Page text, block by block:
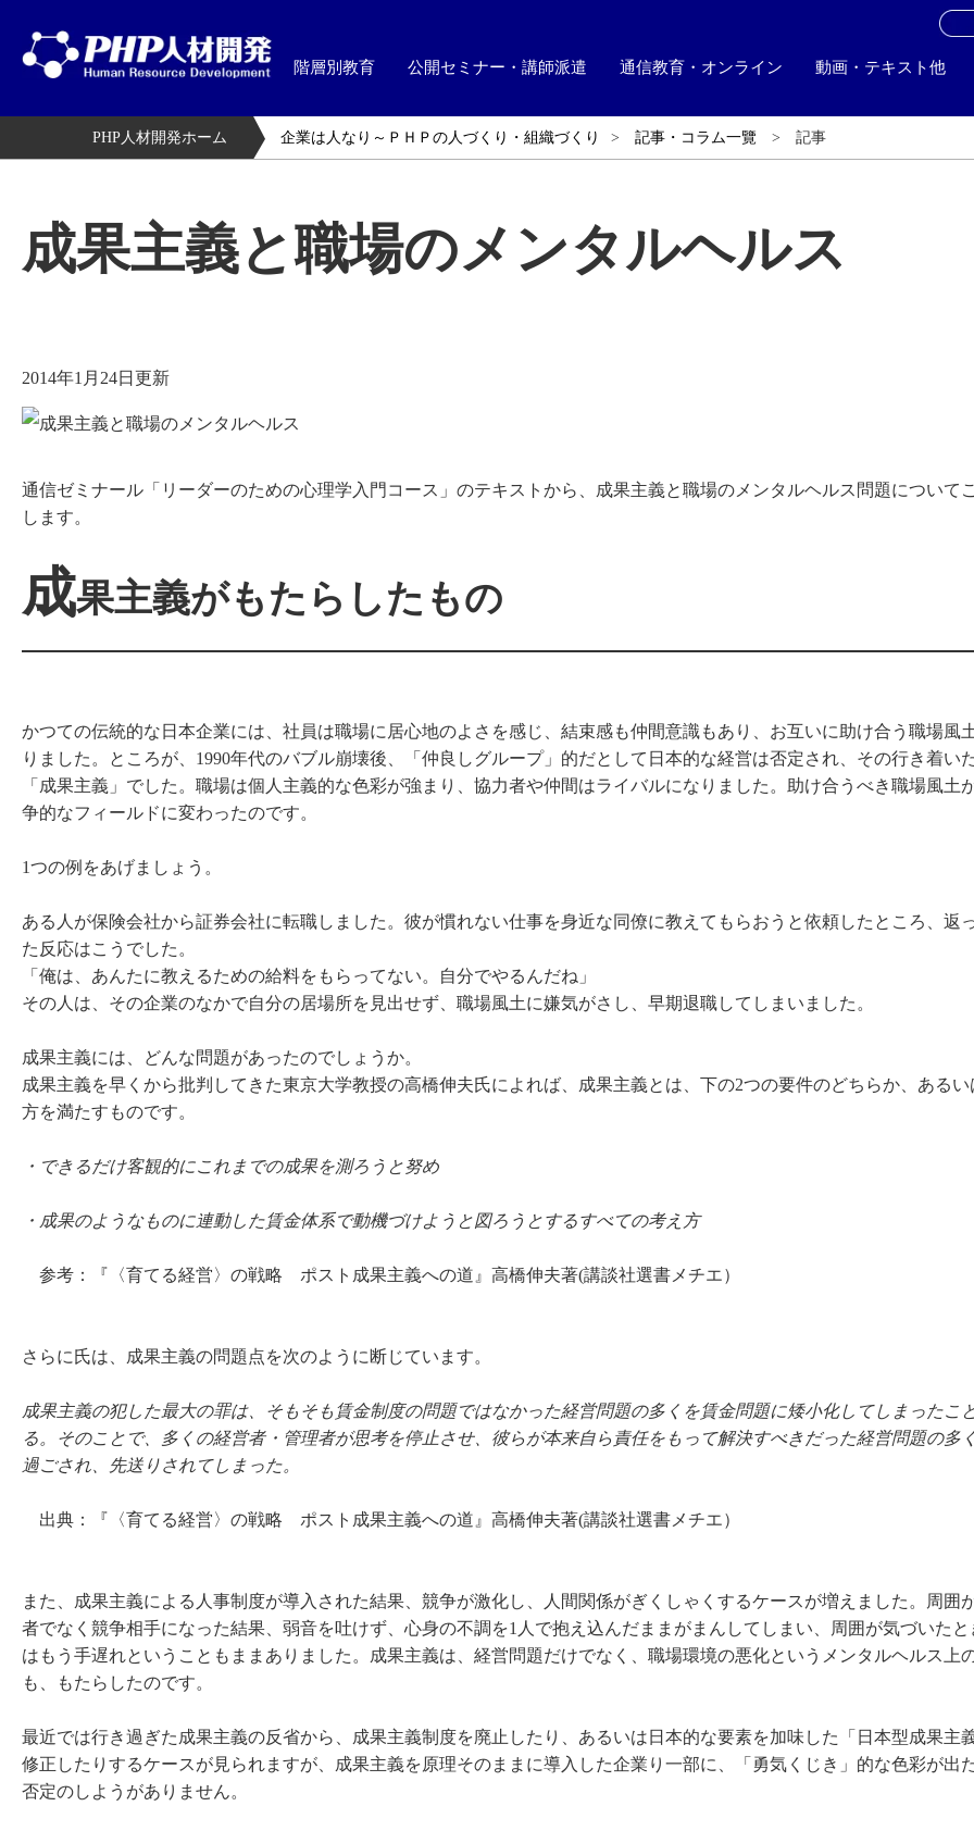
階層別教育 公開セミナー・講師派遣 通信教育・オンライン 動画・テキスト他
PHP人材開発ホーム 企業は人なり～ＰＨＰの人づくり・組織づくり 記事・コラム一覽 記事
成果主義と職場のメンタルヘルス
2014年1月24日更新
通信ゼミナール「リーダーのための心理学入門コース」のテキストから、成果主義と職場のメンタルヘルス問題について
します。
成果主義がもたらしたもの
かつての伝統的な日本企業には、社員は職場に居心地のよさを感じ、結束感も仲間意識もあり、お互いに助け合う職場風
りました。ところが、1990年代のバブル崩壊後、「仲良しグループ」的だとして日本的な経営は否定され、その行き着い
「成果主義」でした。職場は個人主義的な色彩が強まり、協力者や仲間はライバルになりました。助け合うべき職場風土
争的なフィールドに変わったのです。
1つの例をあげましょう。
ある人が保険会社から証券会社に転職しました。彼が慣れない仕事を身近な同僚に教えてもらおうと依頼したところ、返
た反応はこうでした。
「俺は、あんたに教えるための給料をもらってない。自分でやるんだね」
その人は、その企業のなかで自分の居場所を見出せず、職場風土に嫌気がさし、早期退職してしまいました。
成果主義には、どんな問題があったのでしょうか。
成果主義を早くから批判してきた東京大学教授の高橋伸夫氏によれば、成果主義とは、下の2つの要件のどちらか、あるい
方を満たすものです。
・できるだけ客観的にこれまでの成果を測ろうと努め
・成果のようなものに連動した賃金体系で動機づけようと図ろうとするすべての考え方
参考：『〈育てる経営〉の戦略 ポスト成果主義への道』高橋伸夫著(講談社選書メチエ）
さらに氏は、成果主義の問題点を次のように断じています。
成果主義の犯した最大の罪は、そもそも賃金制度の問題ではなかった経営問題の多くを賃金問題に矮小化してしまったこ
る。そのことで、多くの経営者・管理者が思考を停止させ、彼らが本来自ら責任をもって解決すべきだった経営問題の多
過ごされ、先送りされてしまった。
出典：『〈育てる経営〉の戦略 ポスト成果主義への道』高橋伸夫著(講談社選書メチエ）
また、成果主義による人事制度が導入された結果、競争が激化し、人間関係がぎくしゃくするケースが増えました。周囲
者でなく競争相手になった結果、弱音を吐けず、心身の不調を1人で抱え込んだままがまんしてしまい、周囲が気づいたと
はもう手遅れということもままありました。成果主義は、経営問題だけでなく、職場環境の悪化というメンタルヘルス上
も、もたらしたのです。
最近では行き過ぎた成果主義の反省から、成果主義制度を廃止したり、あるいは日本的な要素を加味した「日本型成果主
修正したりするケースが見られますが、成果主義を原理そのままに導入した企業り一部に、「勇気くじき」的な色彩が出
否定のしようがありません。